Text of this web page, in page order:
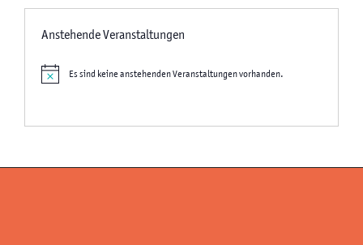
Anstehende Veranstaltungen
HinweisEs sind keine anstehenden Veranstaltungen vorhanden.